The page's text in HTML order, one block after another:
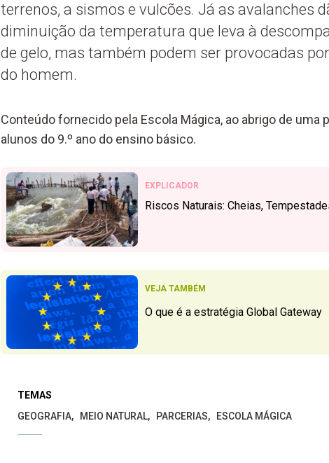
terrenos, a sismos e vulcões. Já as avalanches
diminuição da temperatura que leva à
de gelo, mas também podem ser provocadas
do homem.
Conteúdo fornecido pela Escola Mágica, ao abrigo de uma
alunos do 9.º ano do ensino básico.
EXPLICADOR
Riscos Naturais: Cheias,
VEJA TAMBÉM
O que é a estratégia Global Gateway
TEMAS
GEOGRAFIA
MEIO NATURAL PARCERIAS ESCOLA MÁGICA